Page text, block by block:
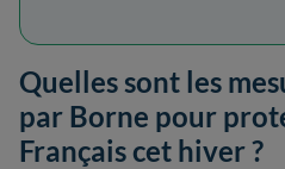
Quelles sont les
par Borne pour
Français cet hiver ?